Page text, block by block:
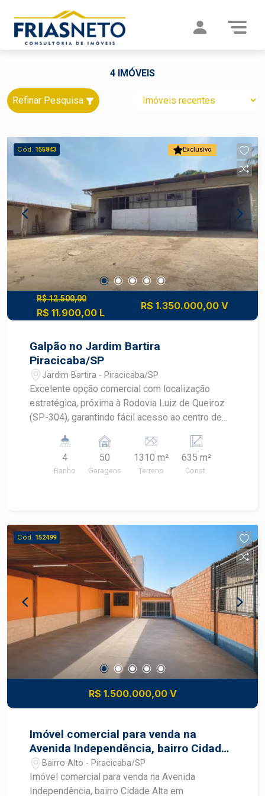
4 IMÓVEIS
Refinar Pesquisa
Exclusivo
Cód. 155843
R$ 12.500,00
R$ 11.900,00 L
R$ 1.350.000,00 V
Galpão no Jardim Bartira
Piracicaba/SP
Jardim Bartira - Piracicaba/SP
Excelente opção comercial com localização
estratégica, próxima à Rodovia Luiz de Queiroz
(SP-304), garantindo fácil acesso ao centro de
Terreno com 1310 m², amplo espaço externo
ideal para operações que exigem manobras e
circulação de veículos pesados. Galpão de 400
escritório ou uso administrativo Pátio externo
para manobra de veículos, ideal para caminhões
ou frota de média/ grande escala
Estacionamento com capacidade para
aproximadamente 40 veículos, o que favorece
funcionários, clientes ou visitantes Anexo
doméstico: casa avarandada contendo sala,
cozinha, banheiro e 1 dormitório, útil como
alojamento, escritório, ou suporte administrativo,
conforme a necessidade Construa seu futuro
com quem é agente de desenvolvimento do
mercado imobiliário de Piracicaba. Agende sua
visita. #Blackfrias
4
Banho
50
Garagens
1310 m²
Terreno
635 m²
Const.
Cód. 152499
R$ 1.500.000,00 V
Imóvel comercial para venda na
Avenida Independência, bairro Cidade
AltaBairro Alto - Piracicaba/SP
Imóvel comercial para venda na Avenida
Independência, bairro Cidade Alta em